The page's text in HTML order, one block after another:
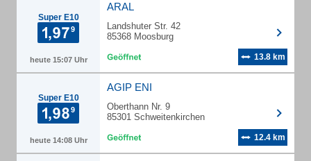
Super E10
heute 15:07 Uhr
ARAL
Landshuter Str. 42
85368 Moosburg
13.8 km
Super E10
heute 14:08 Uhr
AGIP ENI
Oberthann Nr. 9
85301 Schweitenkirchen
12.4 km